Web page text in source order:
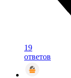
19
ответов